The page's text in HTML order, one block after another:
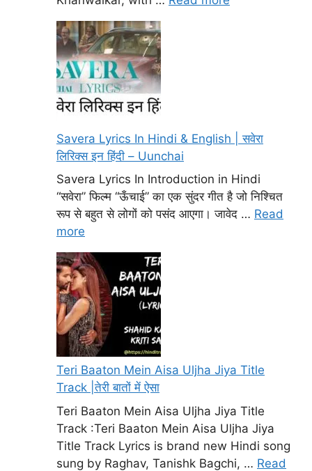
Savera Lyrics In Hindi & English | सवेरा
लिरिक्स इन हिंदी – Uunchai
Savera Lyrics In Introduction in Hindi
“सवेरा” फिल्म “ऊँचाई” का एक सुंदर गीत है जो निश्चित
रूप से बहुत से लोगों को पसंद आएगा। जावेद … Read
more
Teri Baaton Mein Aisa Uljha Jiya Title
Track |तेरी बातों में ऐसा
Teri Baaton Mein Aisa Uljha Jiya Title
Track :Teri Baaton Mein Aisa Uljha Jiya
Title Track Lyrics is brand new Hindi song
sung by Raghav, Tanishk Bagchi, … Read